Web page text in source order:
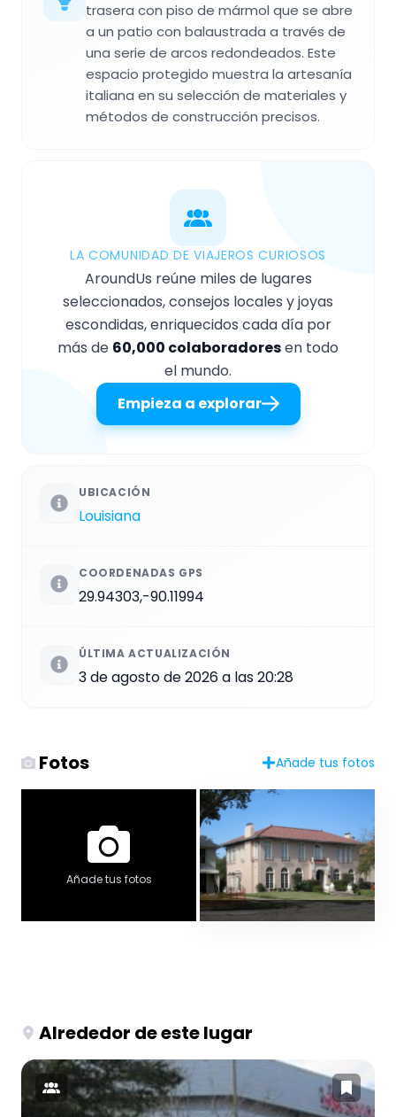
trasera con piso de mármol que se abre
a un patio con balaustrada a través de
una serie de arcos redondeados. Este
espacio protegido muestra la artesanía
italiana en su selección de materiales y
métodos de construcción precisos.
LA COMUNIDAD DE VIAJEROS CURIOSOS
AroundUs reúne miles de lugares
seleccionados, consejos locales y joyas
escondidas, enriquecidos cada día por
más de 60,000 colaboradoresen todo
el mundo.
Empieza a explorar
UBICACIÓN
Louisiana
COORDENADAS GPS
29.94303,-90.11994
ÚLTIMA ACTUALIZACIÓN
3 de agosto de 2026 a las 20:28
Fotos Añade tus fotos
Añade tus fotos
Alrededor de este lugar